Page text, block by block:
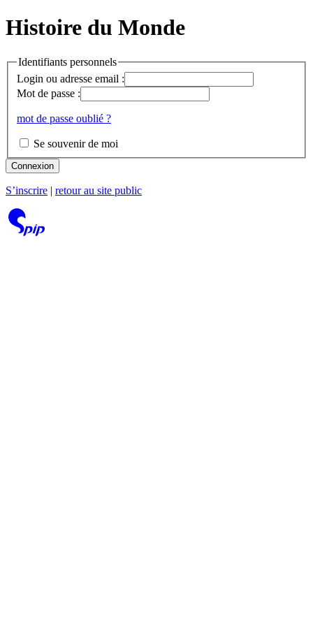
Histoire du Monde
Identifiants personnels
Login ou adresse email :
Mot de passe :
mot de passe oublié ?
Se souvenir de moi
Connexion
S’inscrire retour au site public